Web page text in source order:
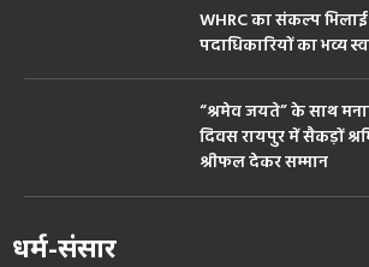
WHRC का संकल्प भिलाई
पदाधिकारियों का भव्य
“श्रमेव जयते” के साथ
दिवस रायपुर में सैकड़ों
श्रीफल देकर सम्मान
धर्म-संसार